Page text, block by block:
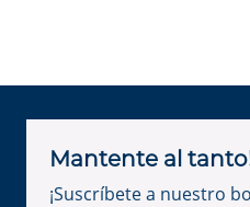
Mantente al
¡Suscríbete a nuestro